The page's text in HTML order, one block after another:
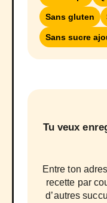
Sans gluten
Sans sucre
Tu veux
Entre ton
recette par
d’autres